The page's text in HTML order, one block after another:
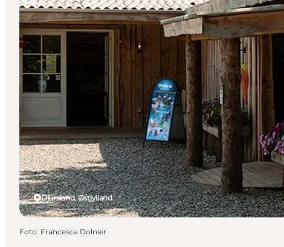
Djursland, Østjylland
Foto: Francesca Dolnier